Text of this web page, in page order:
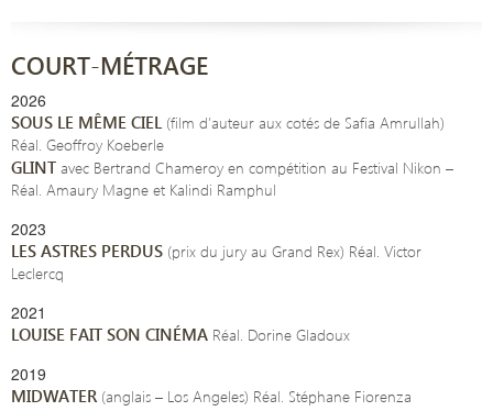
COURT-MÉTRAGE
2026
SOUS LE MÊME CIEL (film d’auteur aux cotés de Safia Amrullah)
Réal. Geoffroy Koeberle
GLINT avec Bertrand Chameroy en compétition au Festival Nikon –
Réal. Amaury Magne et Kalindi Ramphul
2023
LES ASTRES PERDUS (prix du jury au Grand Rex) Réal. Victor
Leclercq
2021
LOUISE FAIT SON CINÉMA Réal. Dorine Gladoux
2019
MIDWATER(anglais – Los Angeles) Réal. Stéphane Fiorenza